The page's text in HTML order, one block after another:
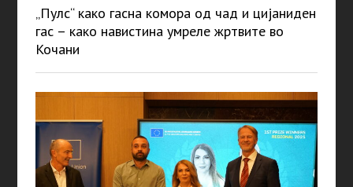
„Пулс“ како гасна комора од чад и цијаниден
гас – како навистина умреле жртвите во
Кочани